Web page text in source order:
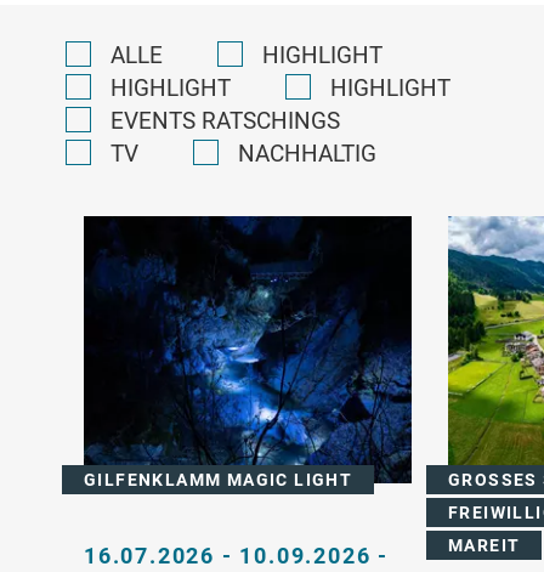
ALLE
HIGHLIGHT
HIGHLIGHT
HIGHLIGHT
EVENTS RATSCHINGS
TV
NACHHALTIG
GILFENKLAMM MAGIC LIGHT
16.07.2026 - 10.09.2026 -
GROSSES
AREIT